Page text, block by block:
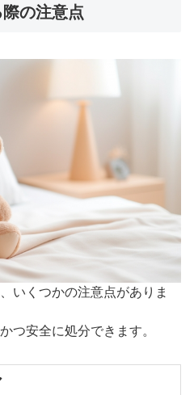
の注意点
いくつかの注意点がありま
つ安全に処分できます。